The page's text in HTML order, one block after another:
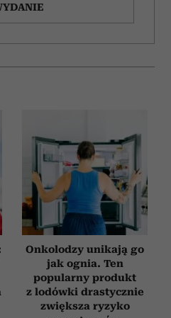
Onkolodzy unikają go
jak ognia. Ten
popularny produkt
z lodówki drastycznie
zwiększa ryzyko